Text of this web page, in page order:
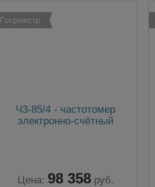
Госреестр
Ч3-85/4 - частотомер
электронно-счётный
Цена: 98 358 руб.